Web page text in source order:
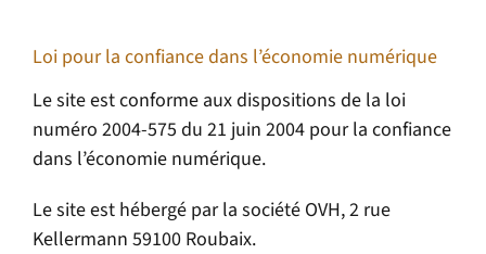
Loi pour la confiance dans l’économie numérique
Le site est conforme aux dispositions de la loi
numéro 2004-575 du 21 juin 2004 pour la confiance
dans l’économie numérique.
Le site est hébergé par la société OVH, 2 rue
Kellermann 59100 Roubaix.